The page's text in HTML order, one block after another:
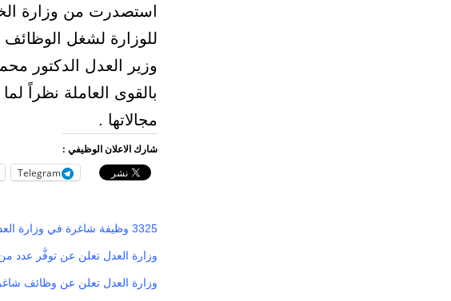
استصدرت من وزارة
للوزارة لشغل الوظائف
وزير العدل الدكتور
بالقوى العاملة نظراً
مجالاتها .
شارك الاعلان الوظيفي :
Telegram
3325 وظيفة شاغرة في وزارة العدل
وزارة العدل تعلن عن توفُّر عدد
وزارة العدل تعلن عن وظائف شاغرة